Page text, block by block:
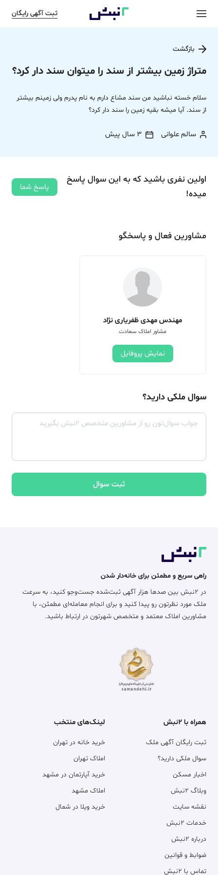
ثبت آگهی رایگان
بازگشت
متراژ زمین بیشتر از سند را میتوان سند دار کرد؟
سلام خسته نباشید من سند مشاع دارم به نام پدرم ولی زمینم بیشتر
از سند. آیا میشه بقیه زمین را سند دار کرد؟
سالم علوانی 3 سال پیش
اولین نفری باشید که به این سوال پاسخ
میده!
پاسخ شما
مشاورین فعال و پاسخگو
مهندس مهدی ظفریاری نژاد
مشاور املاک سعادت
نمایش پروفایل
سوال ملکی دارید؟
ثبت سوال
راهی سریع و مطمئن برای خانه‌دار شدن
در ۲نبش بین صدها هزار آگهی ثبت‌شده جست‌وجو کنید، به سرعت
ملک مورد نظرتون رو پیدا کنید و برای انجام معامله‌ای مطمئن، با
مشاورین املاک معتمد و متخصص شهرتون در ارتباط باشید.
همراه با ۲نبش
ثبت رایگان آگهی ملک
سوال ملکی دارید؟
اخبار مسکن
وبلاگ ۲نبش
نقشه سایت
خدمات ۲نبش
درباره ۲نبش
ضوابط و قوانین
تماس با ۲نبش
لینک‌های منتخب
خرید خانه در تهران
املاک تهران
خرید آپارتمان در مشهد
املاک مشهد
خرید ویلا در شمال